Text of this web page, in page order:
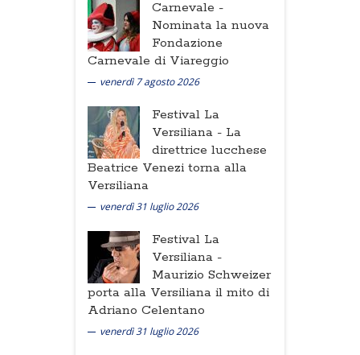
Carnevale -
Nominata la nuova
Fondazione
Carnevale di Viareggio
venerdì 7 agosto 2026
Festival La
Versiliana - La
direttrice lucchese
Beatrice Venezi torna alla
Versiliana
venerdì 31 luglio 2026
Festival La
Versiliana -
Maurizio Schweizer
porta alla Versiliana il mito di
Adriano Celentano
venerdì 31 luglio 2026